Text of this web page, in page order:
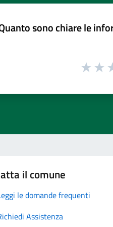
sono chiare le
il comune
le domande frequenti
Assistenza